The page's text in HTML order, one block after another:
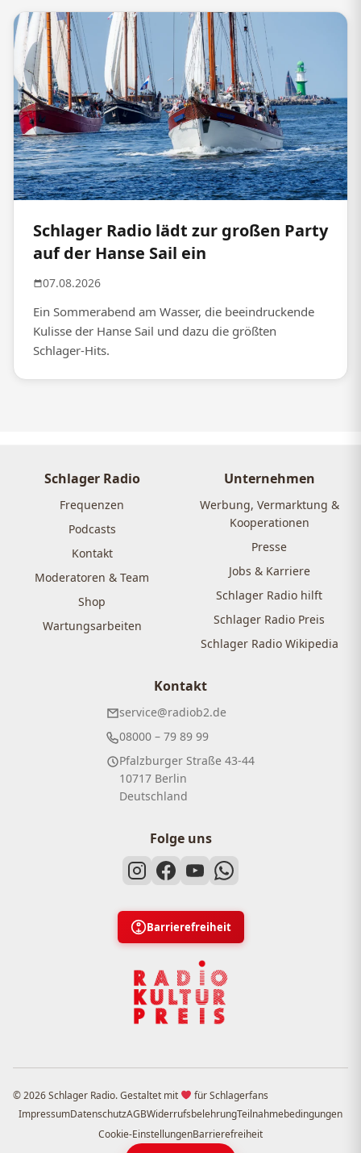
Schlager Radio lädt zur großen Party
auf der Hanse Sail ein
07.08.2026
Ein Sommerabend am Wasser, die beeindruckende
Kulisse der Hanse Sail und dazu die größten
Schlager-Hits.
Schlager Radio
Frequenzen
Podcasts
Kontakt
Moderatoren & Team
Shop
Wartungsarbeiten
Unternehmen
Werbung, Vermarktung &
Kooperationen
Presse
Jobs & Karriere
Schlager Radio hilft
Schlager Radio Preis
Schlager Radio Wikipedia
Kontakt
service@radiob2.de
08000 – 79 89 99
Pfalzburger Straße 43-44
10717 Berlin
Deutschland
Folge uns
Barrierefreiheit
© 2026 Schlager Radio. Gestaltet mit
für Schlagerfans
ImpressumDatenschutzAGBWiderrufsbelehrungTeilnahmebedingungen
Cookie-EinstellungenBarrierefreiheit